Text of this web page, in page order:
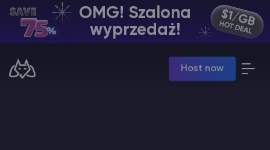
OMG! Szalona
wyprzedaż!
Host now
PL | USD
Manage your servers & payments